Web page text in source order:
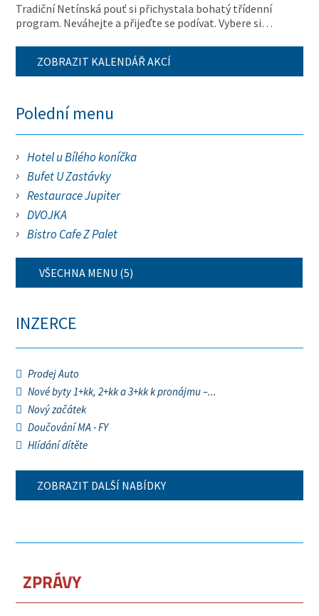
Tradiční Netínská pouť si přichystala bohatý třídenní
program. Neváhejte a přijeďte se podívat. Vybere si…
ZOBRAZIT KALENDÁŘ AKCÍ
Polední menu
Hotel u Bílého koníčka
Bufet U Zastávky
Restaurace Jupiter
DVOJKA
Bistro Cafe Z Palet
VŠECHNA MENU (5)
INZERCE
Prodej Auto
Nové byty 1+kk, 2+kk a 3+kk k pronájmu –...
Nový začátek
Doučování MA - FY
Hlídání dítěte
ZOBRAZIT DALŠÍ NABÍDKY
ZPRÁVY